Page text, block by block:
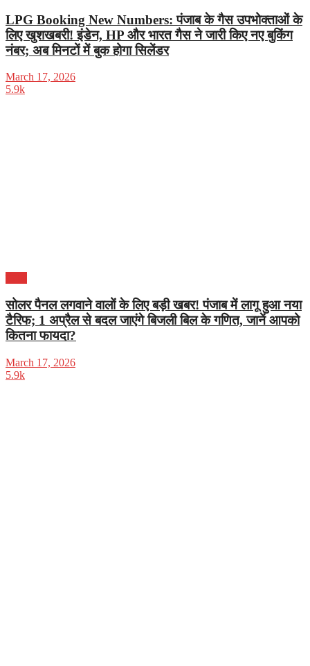
LPG Booking New Numbers: पंजाब के गैस उपभोक्ताओं के
लिए खुशखबरी! इंडेन, HP और भारत गैस ने जारी किए नए बुकिंग
नंबर; अब मिनटों में बुक होगा सिलेंडर
March 17, 2026
5.9k
सोलर पैनल लगवाने वालों के लिए बड़ी खबर! पंजाब में लागू हुआ नया
टैरिफ; 1 अप्रैल से बदल जाएंगे बिजली बिल के गणित, जानें आपको
कितना फायदा?
March 17, 2026
5.9k